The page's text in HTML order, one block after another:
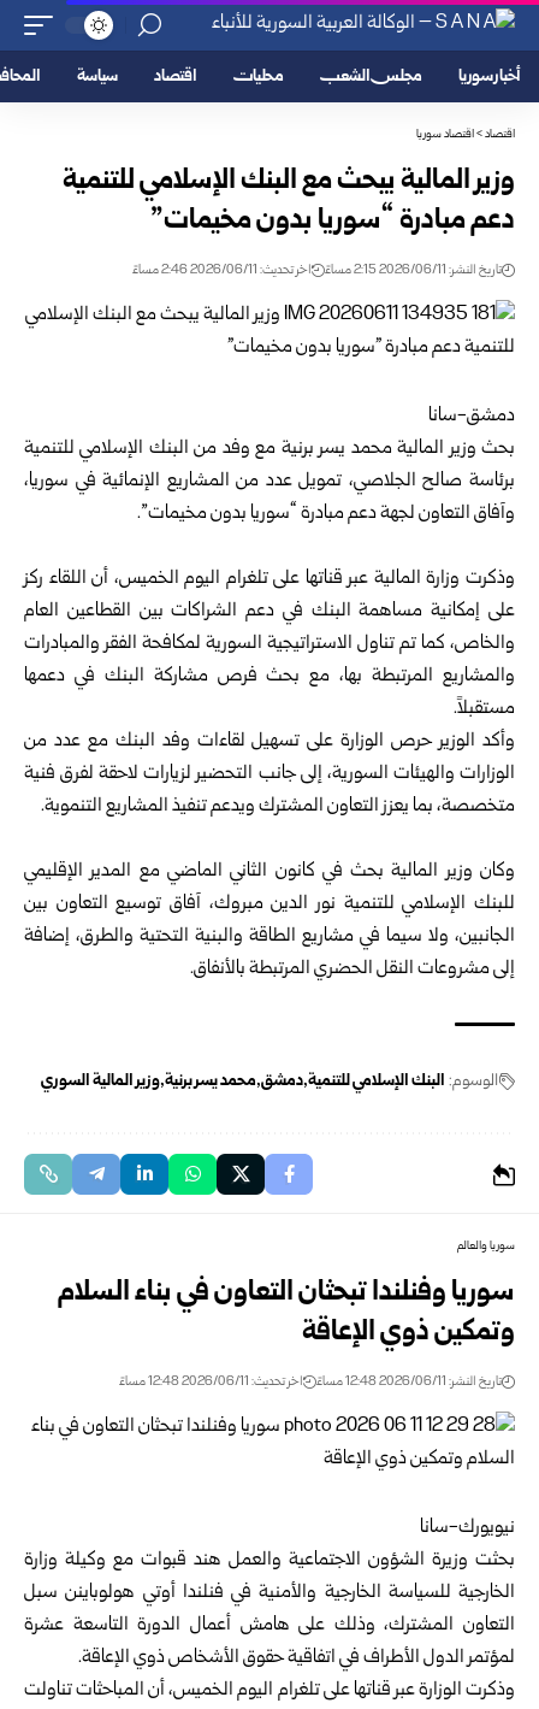
أخبار سوريا مجلس الشعب محليات اقتصاد سياسة
اقتصاد>اقتصاد سوريا
وزير المالية يبحث مع البنك الإسلامي للتنمية
دعم مبادرة “سوريا بدون مخيمات”
تاريخ النشر: 2026/06/11 2:15 مساءً اخر تحديث: 2026/06/11 2:46 مساءً
دمشق-سانا
بحث وزير المالية محمد يسر برنية مع وفد من البنك الإسلامي للتنمية
برئاسة صالح الجلاصي، تمويل عدد من المشاريع الإنمائية في سوريا،
وآفاق التعاون لجهة دعم مبادرة “سوريا بدون مخيمات”.
وذكرت وزارة المالية عبر قناتها على تلغرام اليوم الخميس، أن اللقاء ركز
على إمكانية مساهمة البنك في دعم الشراكات بين القطاعين العام
والخاص، كما تم تناول الاستراتيجية السورية لمكافحة الفقر والمبادرات
والمشاريع المرتبطة بها، مع بحث فرص مشاركة البنك في دعمها
مستقبلاً.
وأكد الوزير حرص الوزارة على تسهيل لقاءات وفد البنك مع عدد من
الوزارات والهيئات السورية، إلى جانب التحضير لزيارات لاحقة لفرق فنية
متخصصة، بما يعزز التعاون المشترك ويدعم تنفيذ المشاريع التنموية.
‏وكان وزير المالية بحث في كانون الثاني الماضي مع المدير الإقليمي
للبنك الإسلامي للتنمية نور الدين مبروك، آفاق توسيع التعاون بين
الجانبين، ولا سيما في مشاريع الطاقة والبنية التحتية والطرق، إضافة
إلى مشروعات النقل الحضري المرتبطة بالأنفاق.
الوسوم: البنك الإسلامي للتنمية دمشق محمد يسر برنية وزير المالية السوري
سوريا والعالم
سوريا وفنلندا تبحثان التعاون في بناء السلام
وتمكين ذوي الإعاقة
تاريخ النشر: 2026/06/11 12:48 مساءً اخر تحديث: 2026/06/11 12:48 مساءً
نيويورك-سانا
بحثت وزيرة الشؤون الاجتماعية والعمل هند قبوات مع وكيلة وزارة
الخارجية للسياسة الخارجية والأمنية في فنلندا أوتي هولوباينن سبل
التعاون المشترك، وذلك على هامش أعمال الدورة التاسعة عشرة
لمؤتمر الدول الأطراف في اتفاقية حقوق الأشخاص ذوي الإعاقة.
وذكرت الوزارة عبر قناتها على تلغرام اليوم الخميس، أن المباحثات تناولت